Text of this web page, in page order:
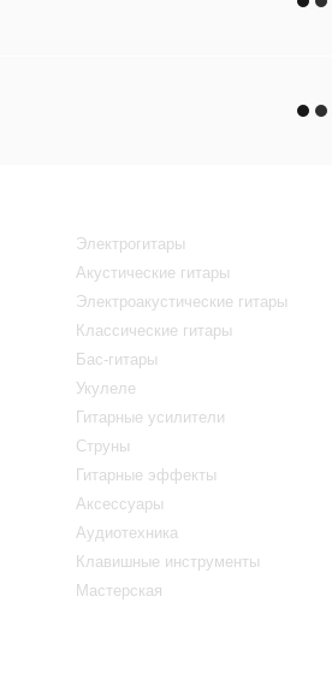
Электрогитары
Акустические гитары
Электроакустические гитары
Классические гитары
Бас-гитары
Укулеле
Гитарные усилители
Струны
Гитарные эффекты
Аксессуары
Аудиотехника
Клавишные инструменты
Мастерская